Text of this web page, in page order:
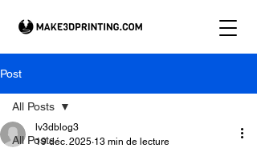
Post
All Posts
All Posts
lv3dblog3
19 déc. 2025 13 min de lecture